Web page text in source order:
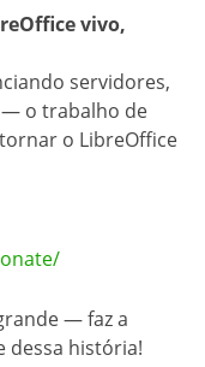
vivo,
servidores,
o trabalho de
o LibreOffice
— faz a
dessa história!